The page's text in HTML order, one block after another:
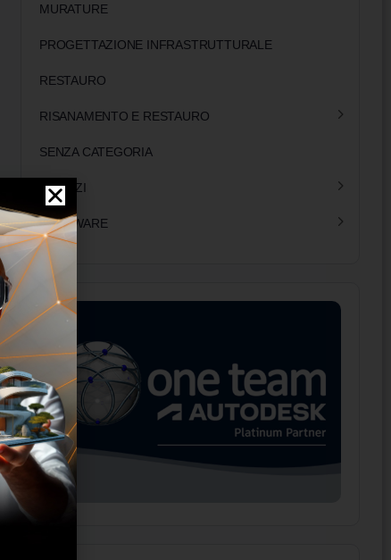
MURATURE
PROGETTAZIONE INFRASTRUTTURALE
RESTAURO
RISANAMENTO E RESTAURO
SENZA CATEGORIA
SERVIZI
SOFTWARE